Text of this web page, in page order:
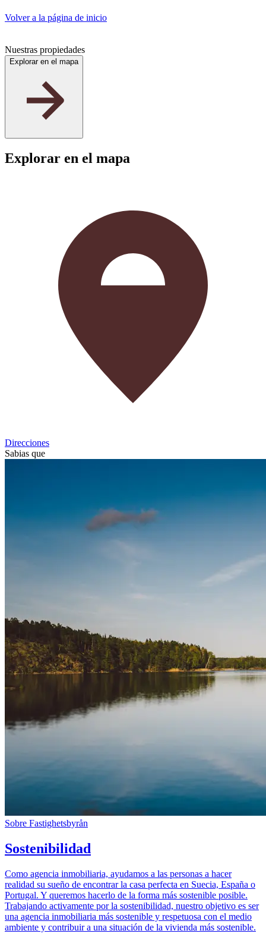
Volver a la página de inicio
Nuestras propiedades
Explorar en el mapa
Explorar en el mapa
Direcciones
Sabias que
Sobre Fastighetsbyrån
Sostenibilidad
Como agencia inmobiliaria, ayudamos a las personas a hacer
realidad su sueño de encontrar la casa perfecta en Suecia, España o
Portugal. Y queremos hacerlo de la forma más sostenible posible.
Trabajando activamente por la sostenibilidad, nuestro objetivo es ser
una agencia inmobiliaria más sostenible y respetuosa con el medio
ambiente y contribuir a una situación de la vivienda más sostenible.